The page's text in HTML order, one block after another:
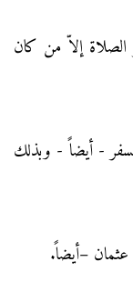
إلاّ من كان
- أيضاً - وبذلك
–أيضاً.